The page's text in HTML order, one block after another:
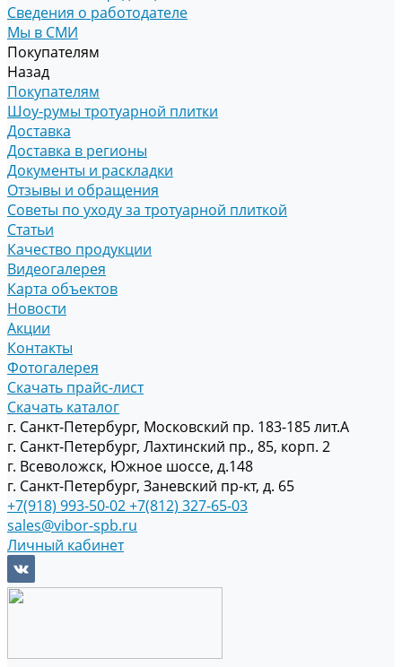
Сведения о работодателе
Мы в СМИ
Покупателям
Назад
Покупателям
Шоу-румы тротуарной плитки
Доставка
Доставка в регионы
Документы и раскладки
Отзывы и обращения
Советы по уходу за тротуарной плиткой
Статьи
Качество продукции
Видеогалерея
Карта объектов
Новости
Акции
Контакты
Фотогалерея
Скачать прайс-лист
Скачать каталог
г. Санкт-Петербург, Московский пр. 183-185 лит.А
г. Санкт-Петербург, Лахтинский пр., 85, корп. 2
г. Всеволожск, Южное шоссе, д.148
г. Санкт-Петербург, Заневский пр-кт, д. 65
+7(918) 993-50-02+7(812) 327-65-03
sales@vibor-spb.ru
Личный кабинет